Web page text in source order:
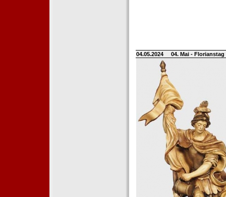
04.05.2024 04. Mai -